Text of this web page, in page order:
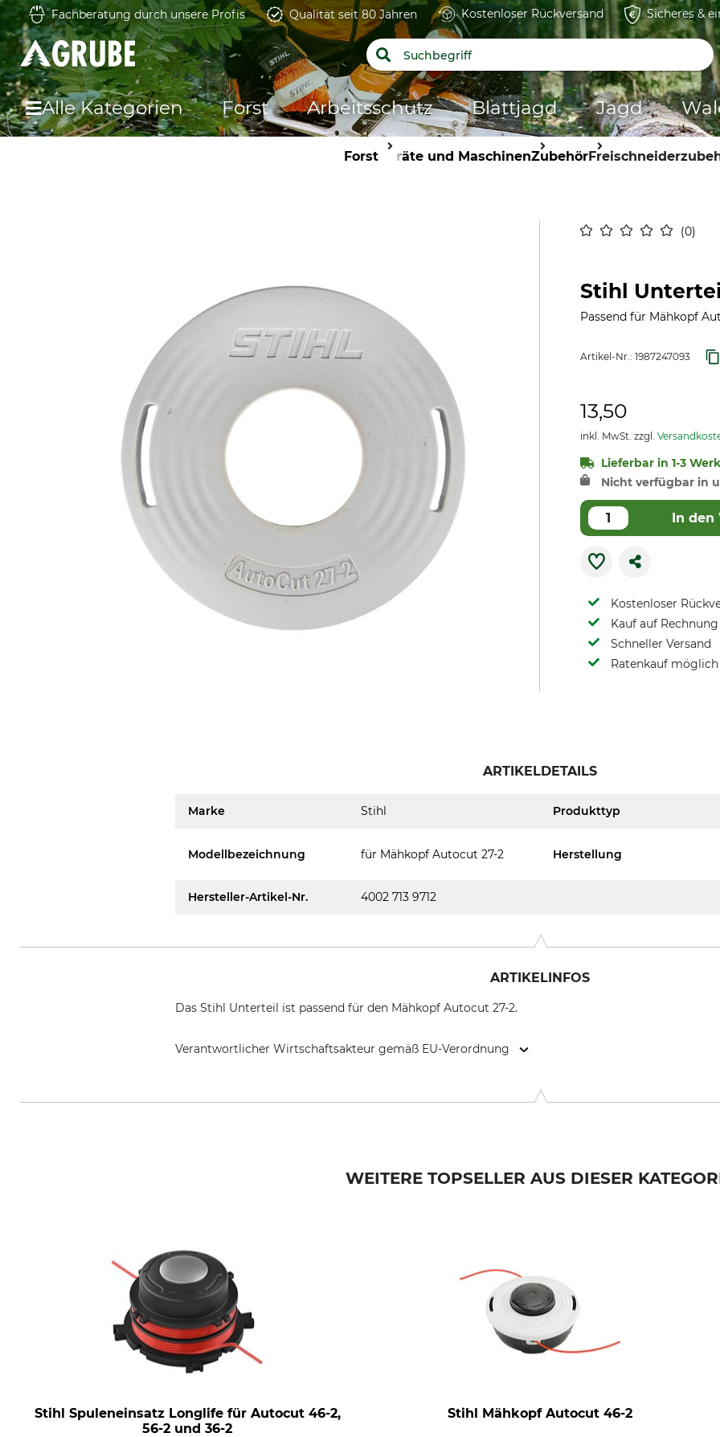
Fachberatung durch unsere Profis Qualität seit 80 Jahren Kostenloser Rückversand Sicheres &
Alle Kategorien Forst Arbeitsschutz Blattjagd Jagd
Forst Geräte und MaschinenZubehör
0
Stihl
Passend für Mähkopf
Artikel-Nr.: 1987247093
13,50
inkl. MwSt. zzgl.
Lieferbar in 1-3
Nicht verfügbar in
In den
Kostenloser
Kauf auf
Schneller Versand
Ratenkauf möglich
ARTIKELDETAILS
Marke Stihl Produkttyp
Modellbezeichnung für Mähkopf Autocut 27-2 Herstellung
Hersteller-Artikel-Nr. 4002 713 9712
ARTIKELINFOS
Das Stihl Unterteil ist passend für den Mähkopf Autocut 27-2.
Verantwortlicher Wirtschaftsakteur gemäß EU-Verordnung
WEITERE TOPSELLER AUS DIESER
Stihl Spuleneinsatz Longlife für Autocut 46-2,
56-2 und 36-2
Stihl Mähkopf Autocut 46-2